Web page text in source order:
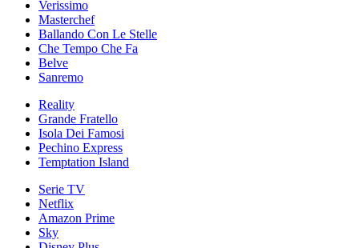
Verissimo
Masterchef
Ballando Con Le Stelle
Che Tempo Che Fa
Belve
Sanremo
Reality
Grande Fratello
Isola Dei Famosi
Pechino Express
Temptation Island
Serie TV
Netflix
Amazon Prime
Sky